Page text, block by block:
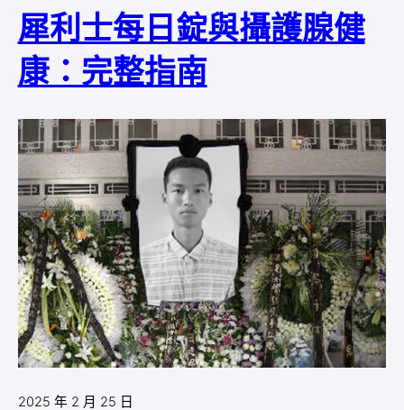
犀利士每日錠與攝護腺健
康：完整指南
2025 年 2 月 25 日